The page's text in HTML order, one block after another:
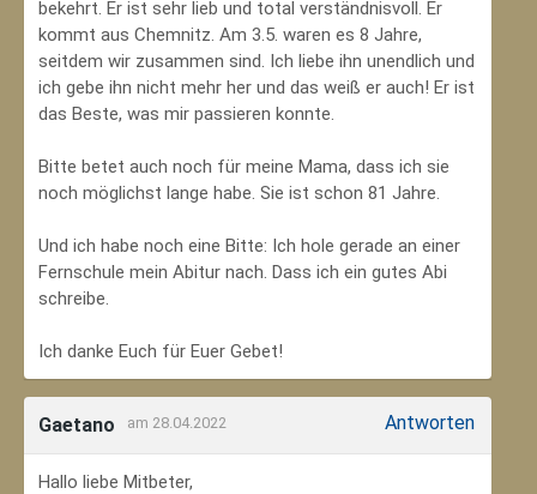
bekehrt. Er ist sehr lieb und total verständnisvoll. Er
kommt aus Chemnitz. Am 3.5. waren es 8 Jahre,
seitdem wir zusammen sind. Ich liebe ihn unendlich und
ich gebe ihn nicht mehr her und das weiß er auch! Er ist
das Beste, was mir passieren konnte.
Bitte betet auch noch für meine Mama, dass ich sie
noch möglichst lange habe. Sie ist schon 81 Jahre.
Und ich habe noch eine Bitte: Ich hole gerade an einer
Fernschule mein Abitur nach. Dass ich ein gutes Abi
schreibe.
Ich danke Euch für Euer Gebet!
Gaetano am 28.04.2022 Antworten
Hallo liebe Mitbeter,